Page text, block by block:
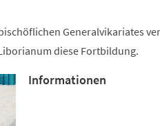
Generalvikariates
diese Fortbildung.
Informationen